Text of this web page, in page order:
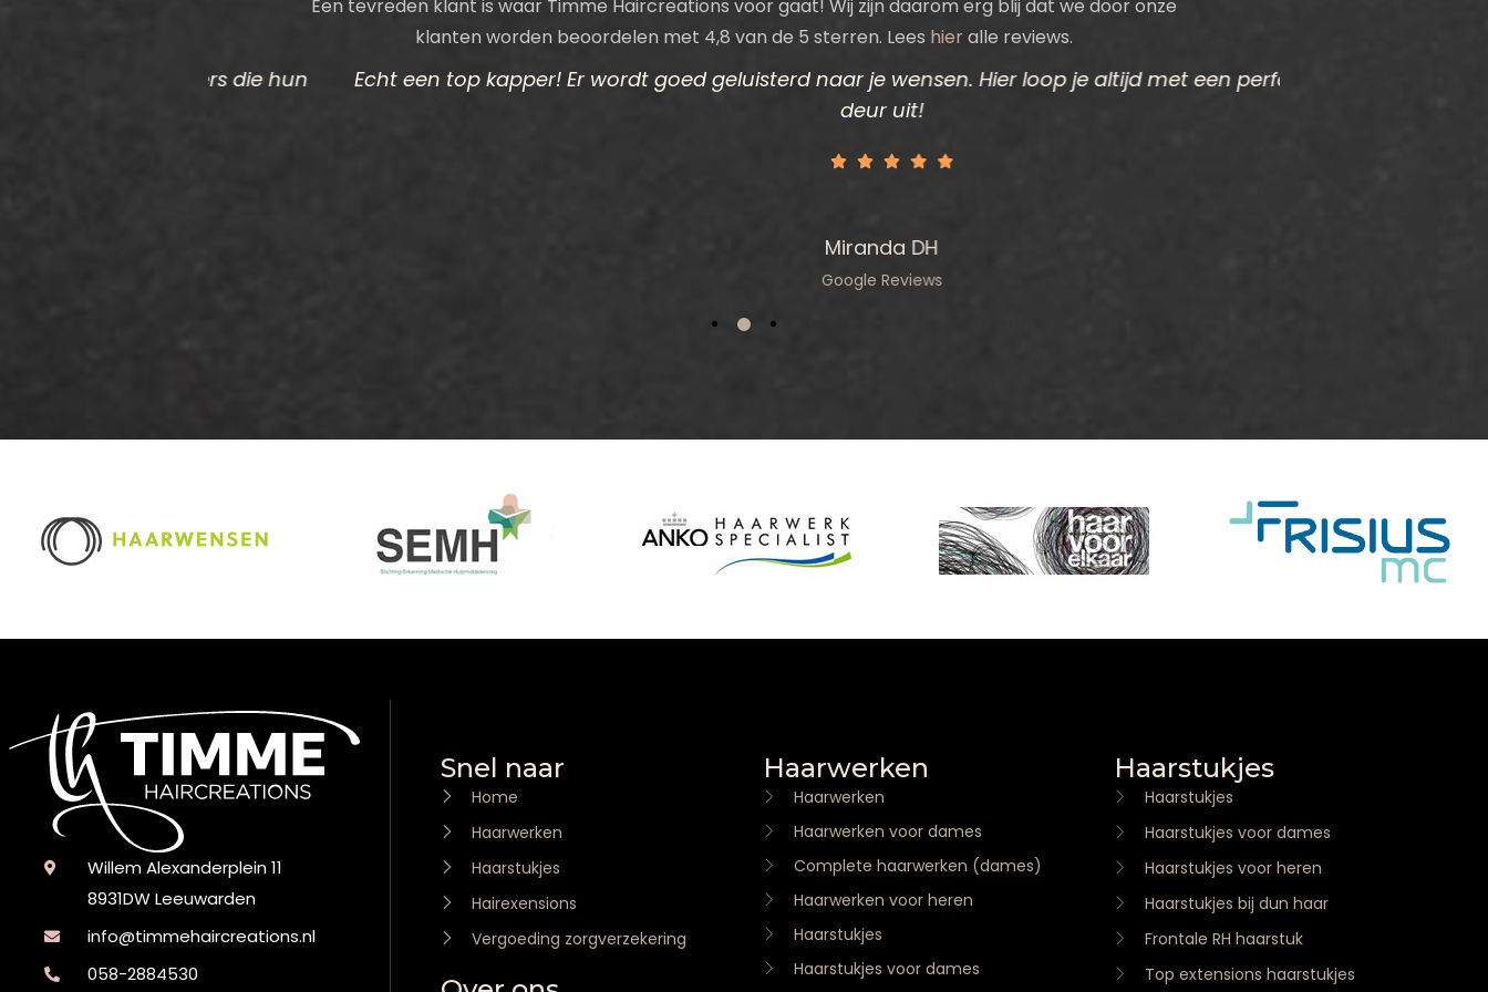
Een tevreden klant is waar Timme Haircreations voor gaat! Wij zijn daarom erg blij dat we door onze
klanten worden beoordelen met 4,8 van de 5 sterren. Lees hieralle reviews.
Echt een top kapper! Er wordt goed geluisterd naar je wensen. Hier loop je altijd met een perfect kapsel de
Willem Alexanderplein 11
8931DW Leeuwarden
info@timmehaircreations.nl
058-2884530
Snel naar
Home
Haarwerken
Haarstukjes
Hairexensions
Vergoeding zorgverzekering
Haarwerken
Haarwerken
Haarwerken voor dames
Complete haarwerken (dames)
Haarwerken voor heren
Haarstukjes
Haarstukjes voor dames
Haarstukjes
Haarstukjes
Haarstukjes voor dames
Haarstukjes voor heren
Haarstukjes bij dun haar
Frontale RH haarstuk
Top extensions haarstukjes